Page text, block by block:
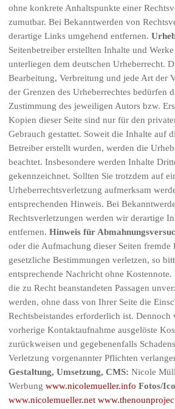
ohne konkrete Anhaltspunkte einer
zumutbar. Bei Bekanntwerden von
derartige Links umgehend entfernen.
Seitenbetreiber erstellten Inhalte und
unterliegen dem deutschen Urheberrecht.
Bearbeitung, Verbreitung und jede Art der
der Grenzen des Urheberrechtes bedürfen
Zustimmung des jeweiligen Autors bzw.
Kopien dieser Seite sind nur für den
Gebrauch gestattet. Soweit die Inhalte auf
Betreiber erstellt wurden, werden die
beachtet. Insbesondere werden Inhalte
gekennzeichnet. Sollten Sie trotzdem auf
Urheberrechtsverletzung aufmerksam
entsprechenden Hinweis. Bei
Rechtsverletzungen werden wir derartige
entfernen. Hinweis für
oder die Aufmachung dieser Seiten fremde
gesetzliche Bestimmungen verletzen, so
entsprechende Nachricht ohne Kostennote.
die zu Recht beanstandeten Passagen
werden, ohne dass von Ihrer Seite die
Rechtsbeistandes erforderlich ist. Dennoch
vorherige Kontaktaufnahme ausgelöste
zurückweisen und gegebenenfalls
Verletzung vorgenannter Pflichten
Gestaltung, Umsetzung, CMS: Nicole
Werbung www.nicolemueller.info Fotos/
www.nicolemueller.net